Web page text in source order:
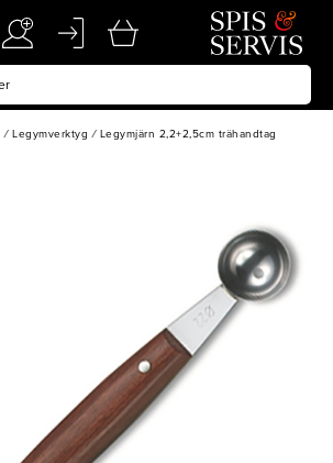
/ Legymverktyg / Legymjärn 2,2+2,5cm trähandtag